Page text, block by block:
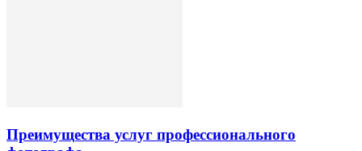
Преимущества услуг профессионального